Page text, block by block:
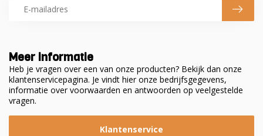
Meer informatie
Heb je vragen over een van onze producten? Bekijk dan onze
klantenservicepagina. Je vindt hier onze bedrijfsgegevens,
informatie over voorwaarden en antwoorden op veelgestelde
vragen.
Klantenservice